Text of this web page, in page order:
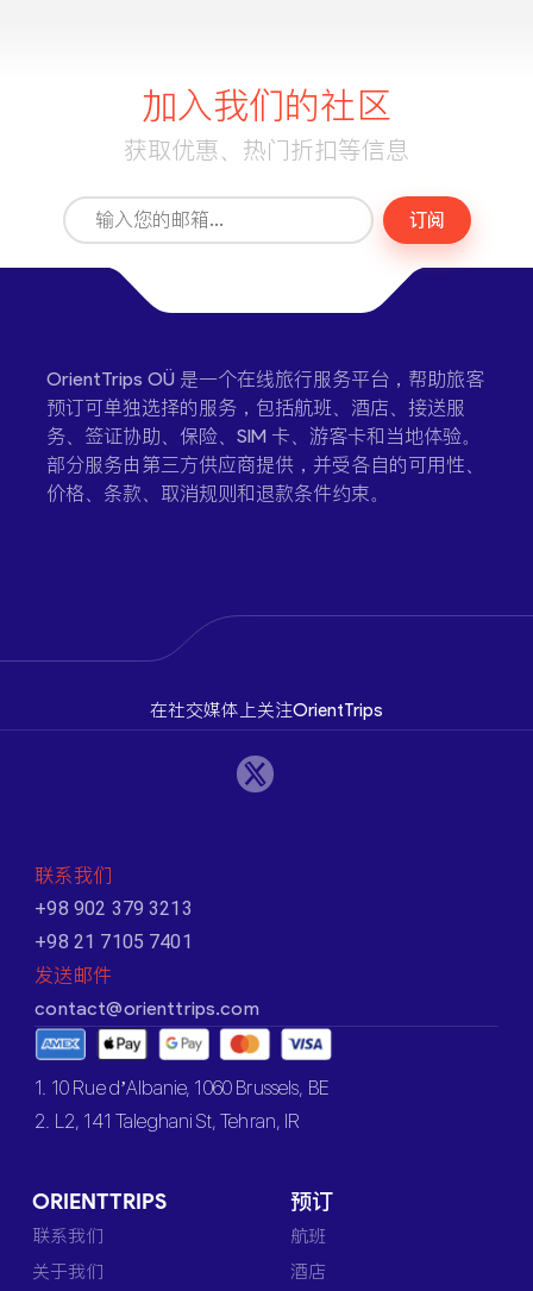
加入我们的社区
获取优惠、热门折扣等信息
订阅
OrientTrips OÜ 是一个在线旅行服务平台，帮助旅客
预订可单独选择的服务，包括航班、酒店、接送服
务、签证协助、保险、SIM 卡、游客卡和当地体验。
部分服务由第三方供应商提供，并受各自的可用性、
价格、条款、取消规则和退款条件约束。
在社交媒体上关注OrientTrips
联系我们
+98 902 379 3213
+98 21 7105 7401
发送邮件
contact@orienttrips.com
1. 10 Rue d’Albanie, 1060 Brussels, BE
2. L2, 141 Taleghani St, Tehran, IR
ORIENTTRIPS
联系我们
关于我们
预订
航班
酒店